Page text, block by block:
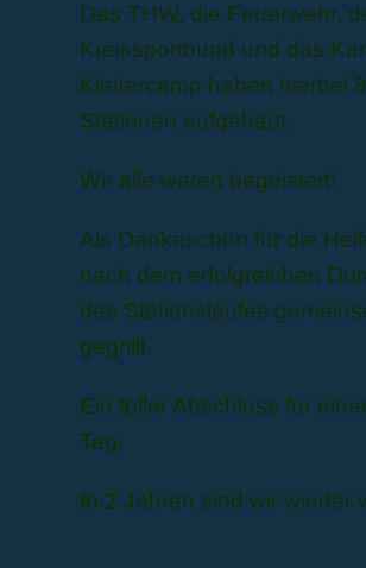
Das THW, die Feuerwehr,
Kreissportbund und das
Klettercamp haben hierbei 8
Stationen aufgebaut.
Wir alle waren begeistert!
Als Dankeschön für die
nach dem erfolgreichen
des Stationslaufes
gegrillt.
Ein toller Abschluss für
Tag.
In 2 Jahren sind wir wieder